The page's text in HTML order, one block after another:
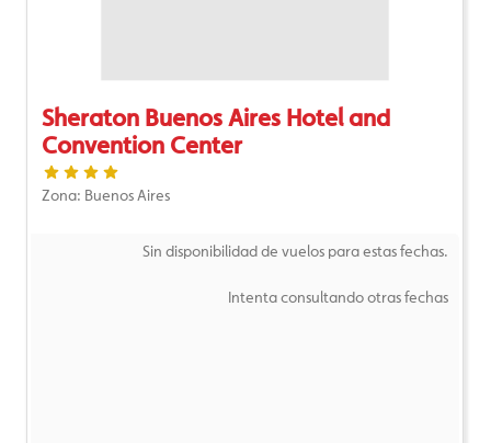
Sheraton Buenos Aires Hotel and
Convention Center
Zona: Buenos Aires
Sin disponibilidad de vuelos para estas fechas.
Intenta consultando otras fechas